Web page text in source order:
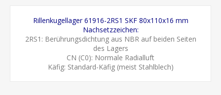
Rillenkugellager 61916-2RS1 SKF 80x110x16 mm
Nachsetzzeichen:
2RS1: Berührungsdichtung aus NBR auf beiden Seiten
des Lagers
CN (C0): Normale Radialluft
Käfig: Standard-Käfig (meist Stahlblech)